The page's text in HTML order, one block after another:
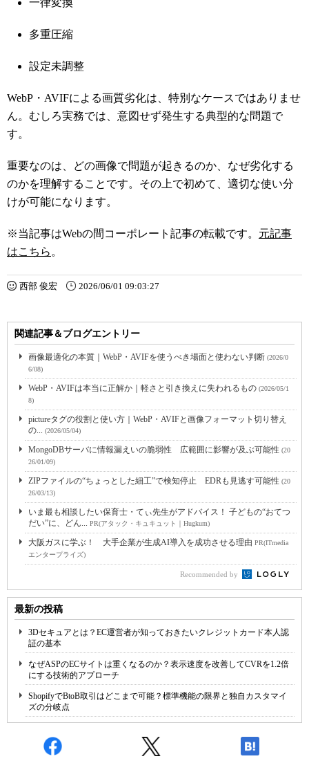
一律変換
多重圧縮
設定未調整
WebP・AVIFによる画質劣化は、特別なケースではありませ
ん。むしろ実務では、意図せず発生する典型的な問題で
す。
重要なのは、どの画像で問題が起きるのか、なぜ劣化する
のかを理解することです。その上で初めて、適切な使い分
けが可能になります。
※当記事はWebの間コーポレート記事の転載です。 元記事
はこちら 。
西部 俊宏 2026/06/01 09:03:27
関連記事＆ブログエントリー
画像最適化の本質｜WebP・AVIFを使うべき場面と使わない判断 (2026/0
6/08)
WebP・AVIFは本当に正解か｜軽さと引き換えに失われるもの (2026/05/1
8)
pictureタグの役割と使い方｜WebP・AVIFと画像フォーマット切り替え
の... (2026/05/04)
MongoDBサーバに情報漏えいの脆弱性 広範囲に影響が及ぶ可能性 (20
26/01/09)
ZIPファイルの“ちょっとした細工”で検知停止 EDRも見逃す可能性 (20
26/03/13)
いま最も相談したい保育士・てぃ先生がアドバイス！ 子どもの“おてつ
だい”に、どん... PR(アタック・キュキュット｜Hugkum)
大阪ガスに学ぶ！ 大手企業が生成AI導入を成功させる理由 PR(ITmedia
エンタープライズ)
Recommended by
最新の投稿
3Dセキュアとは？EC運営者が知っておきたいクレジットカード本人認
証の基本
なぜASPのECサイトは重くなるのか？表示速度を改善してCVRを1.2倍
にする技術的アプローチ
ShopifyでBtoB取引はどこまで可能？標準機能の限界と独自カスタマイ
ズの分岐点